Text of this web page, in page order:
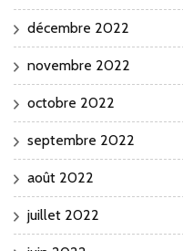
décembre 2022
novembre 2022
octobre 2022
septembre 2022
août 2022
juillet 2022